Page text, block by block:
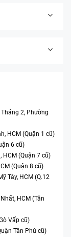
2, Phường
HCM (Quận 1 cũ)
6 cũ)
HCM (Quận 7 cũ)
(Quận 8 cũ)
Tây, HCM (Q.12
HCM (Tân
Vấp cũ)
Tân Phú cũ)